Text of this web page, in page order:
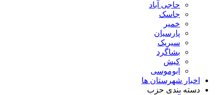
حاجی آباد
جاسک
خمیر
پارسیان
سیریک
بشاگرد
کیش
ابوموسی
اخبار شهرستان ها
دسته بندی حزب